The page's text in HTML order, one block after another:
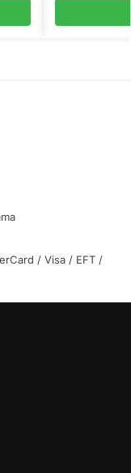
/ Visa / EFT /